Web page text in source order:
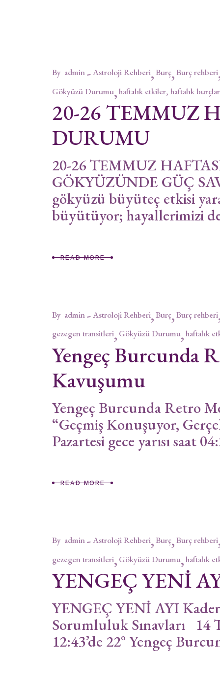
By admin Astroloji Rehberi Burç Burç rehberi
Gökyüzü Durumu haftalık etkiler, haftalık burçlar
20-26 TEMMUZ
DURUMU
20-26 TEMMUZ
GÖKYÜZÜNDE GÜÇ
gökyüzü büyüteç etkisi
büyütüyor; hayallerimizi
READ MORE
By admin Astroloji Rehberi Burç Burç rehberi
gezegen transitleri Gökyüzü Durumu haftalık
Yengeç Burcunda
Kavuşumu
Yengeç Burcunda Retro
“Geçmiş Konuşuyor,
Pazartesi gece yarısı saat
READ MORE
By admin Astroloji Rehberi Burç Burç rehberi
gezegen transitleri Gökyüzü Durumu haftalık
YENGEÇ YENİ
YENGEÇ YENİ AYI
Sorumluluk Sınavları 14
12:43’de 22° Yengeç